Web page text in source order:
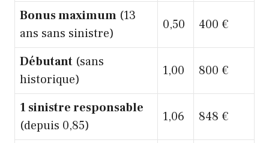
Bonus maximum (13
ans sans sinistre)
0,50 400 €
Débutant (sans
historique)
1,00 800 €
1 sinistre responsable
(depuis 0,85)
1,06 848 €